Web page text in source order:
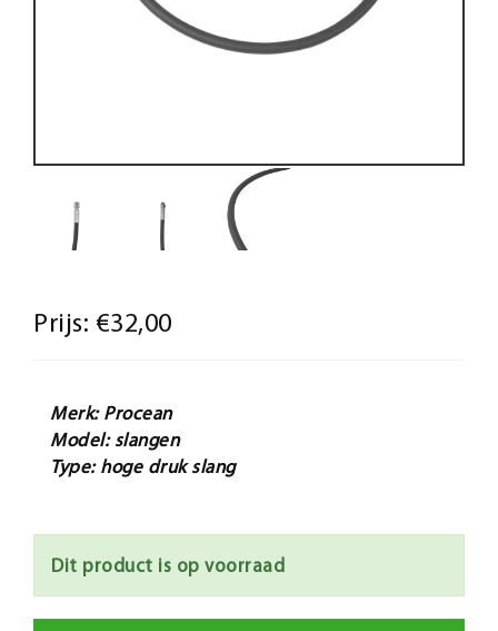
Prijs: €32,00
Merk: Procean
Model: slangen
Type: hoge druk slang
Dit product is op voorraad